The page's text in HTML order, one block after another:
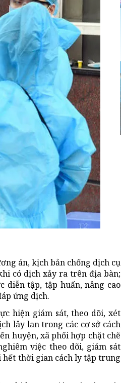
án, kịch bản chống dịch cụ
có dịch xảy ra trên địa bàn;
diễn tập, tập huấn, nâng cao
ứng dịch.
hiện giám sát, theo dõi, xét
lây lan trong các cơ sở cách
huyện, xã phối hợp chặt chẽ
việc theo dõi, giám sát
hết thời gian cách ly tập trung